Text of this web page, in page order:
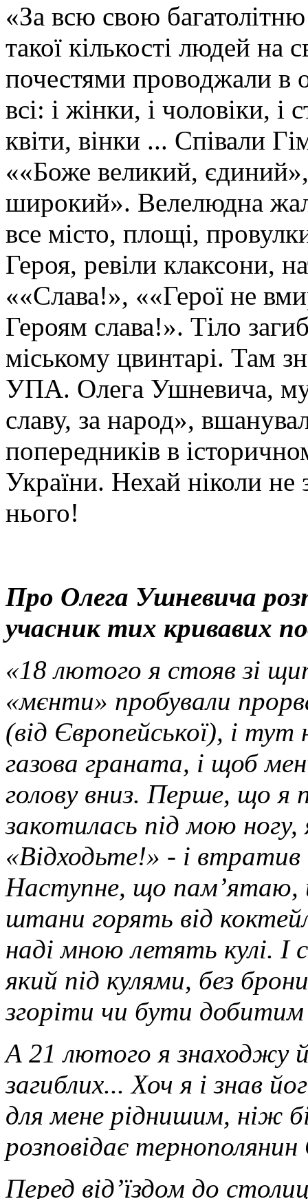
«За всю свою
такої кількості людей на
почестями проводжали в
всі: і жінки, і чоловіки, і
квіти, вінки ... Співали
««Боже великий,
широкий». Велелюдна
все місто, площі,
Героя, ревіли клаксони,
««Слава!», ««Герої не
Героям слава!». Тіло
міському цвинтарі. Там
УПА. Олега Ушневича,
славу, за народ»,
попередників в
України. Нехай ніколи не
нього!
Про Олега Ушневича
учасник тих кривавих
«18 лютого я стояв зі
«мєнти» пробували
(від Європейської), і
газова граната, і щоб
голову вниз. Перше, що
закотилась під мою ногу,
«Відходьте!» - і втратив
Наступне, що пам’ятаю,
штани горять від
наді мною летять кулі. І
який під кулями, без
згоріти чи бути
А 21 лютого я знаходжу
загиблих... Хоч я і знав
для мене ріднишим, ніж
розповідає
Перед від’їздом до